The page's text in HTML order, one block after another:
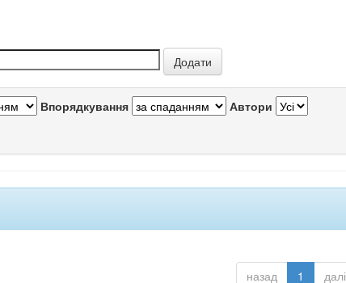
Впорядкування Автори
назад 1 далі